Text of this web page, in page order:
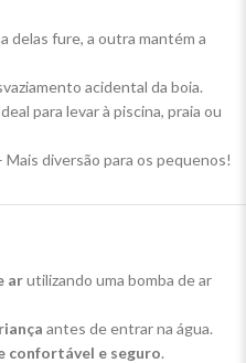
delas fure, a outra mantém a
acidental da boia.
para levar à piscina, praia ou
Mais diversão para os pequenos!
arutilizando uma bomba de ar
antes de entrar na água.
confortável e seguro.